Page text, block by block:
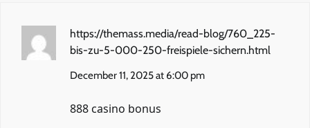
https://themass.media/read-blog/760_225-
bis-zu-5-000-250-freispiele-sichern.html
December 11, 2025 at 6:00 pm
888 casino bonus